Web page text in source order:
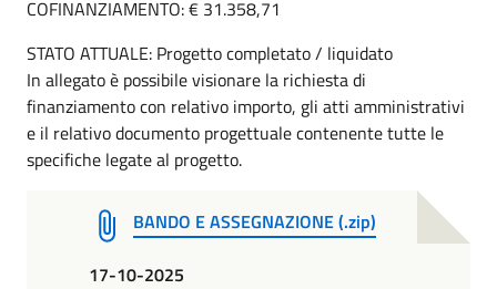
COFINANZIAMENTO: € 31.358,71
STATO ATTUALE: Progetto completato / liquidato
In allegato è possibile visionare la richiesta di
finanziamento con relativo importo, gli atti amministrativi
e il relativo documento progettuale contenente tutte le
specifiche legate al progetto.
BANDO E ASSEGNAZIONE (.zip)
17-10-2025